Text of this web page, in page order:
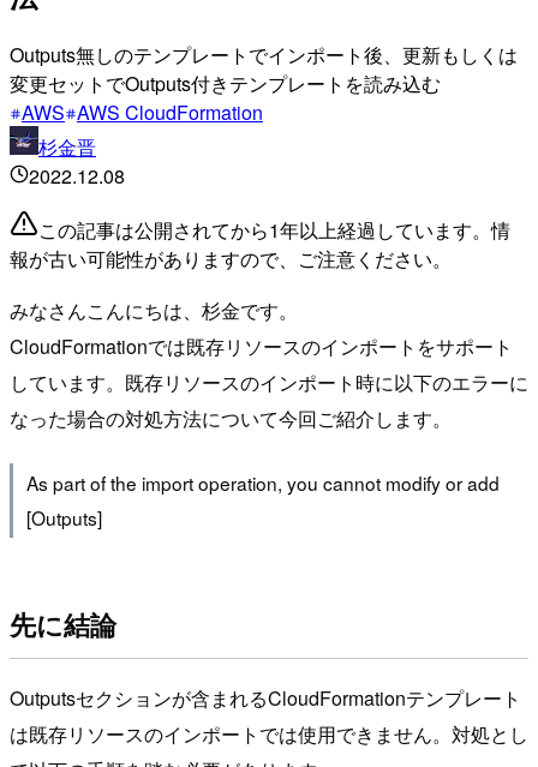
Outputs無しのテンプレートでインポート後、更新もしくは
変更セットでOutputs付きテンプレートを読み込む
AWS AWS CloudFormation
杉金晋
2022.12.08
この記事は公開されてから1年以上経過しています。情
報が古い可能性がありますので、ご注意ください。
みなさんこんにちは、杉金です。
CloudFormationでは既存リソースのインポートをサポート
しています。既存リソースのインポート時に以下のエラーに
なった場合の対処方法について今回ご紹介します。
As part of the import operation, you cannot modify or add
[Outputs]
先に結論
Outputsセクションが含まれるCloudFormationテンプレート
は既存リソースのインポートでは使用できません。対処とし